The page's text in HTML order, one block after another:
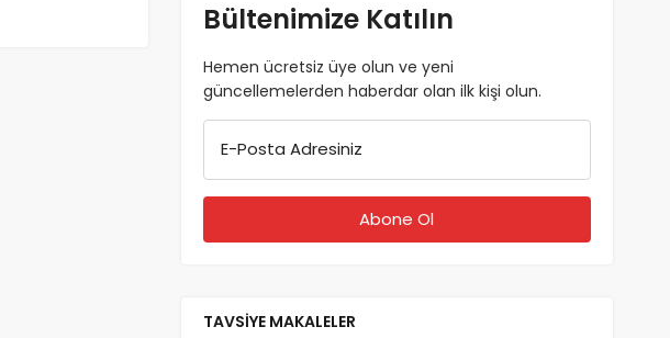
Bültenimize Katılın
Hemen ücretsiz üye olun ve yeni
güncellemelerden haberdar olan ilk kişi olun.
E-Posta Adresiniz
TAVSİYE MAKALELER